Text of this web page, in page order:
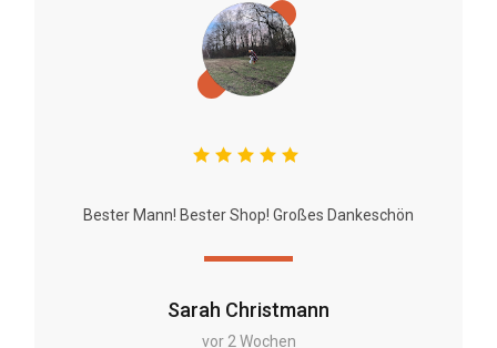
Sarah Christmann
vor 2 Wochen
Bester Mann! Bester Shop! Großes Dankeschön